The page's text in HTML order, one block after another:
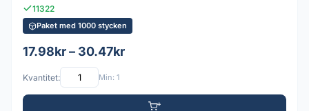
11322
Paket med 1000 stycken
17.98kr – 30.47kr
Kvantitet: Min: 1